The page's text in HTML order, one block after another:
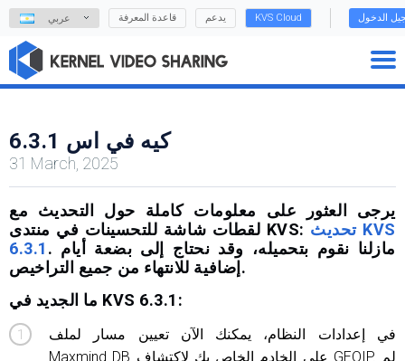
عربي قاعدة المعرفة يدعم KVS Cloud الدخول
كيه في اس 6.3.1
31 March, 2025
يرجى العثور على معلومات كاملة حول التحديث مع
لقطات شاشة للتحسينات في منتدى KVS: تحديث KVS
6.3.1 . مازلنا نقوم بتحميله، وقد نحتاج إلى بضعة أيام
إضافية للانتهاء من جميع التراخيص.
ما الجديد في KVS 6.3.1:
في إعدادات النظام، يمكنك الآن تعيين مسار لملف
Maxmind DB على الخادم الخاص بك لاكتشاف GEOIP. لم